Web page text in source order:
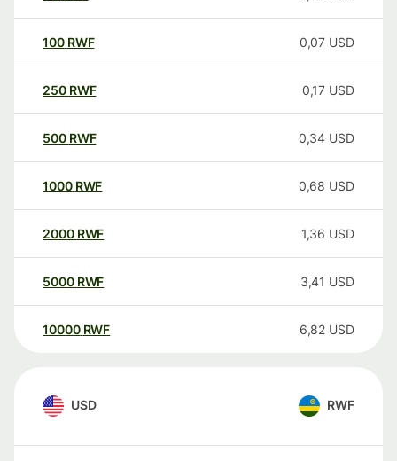
100 RWF 0,07 USD
250 RWF 0,17 USD
500 RWF 0,34 USD
1000 RWF 0,68 USD
2000 RWF 1,36 USD
5000 RWF 3,41 USD
10000 RWF 6,82 USD
USD RWF